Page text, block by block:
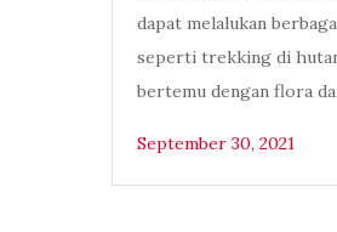
dapat melalukan
seperti trekking di
bertemu dengan flora
September 30, 2021